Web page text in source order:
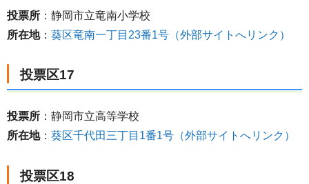
投票所 ：静岡市立竜南小学校
所在地： 葵区竜南一丁目23番1号（外部サイトへリンク）
投票区17
投票所 ：静岡市立高等学校
所在地： 葵区千代田三丁目1番1号（外部サイトへリンク）
投票区18